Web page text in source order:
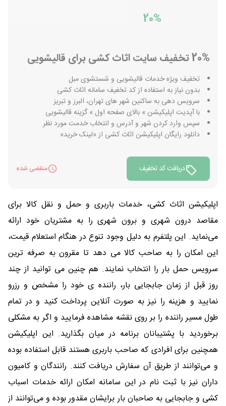
20%
20% تخفیف سایت اثاث کشی برای قالیشویی
تخفیف ویژه خدمات قالیشویی و شستشوی مبل
بدون نیاز به استفاده از کد تخفیف سامانه اثاث کشی
سرویس دهی به ساکنین شهر های تهران، البرز و تبریز
با آپدیت اپلیکیشن » بالای صفحه اول » گزینه قالیشویی
سپس وارد کردن شهر و آدرس و انتخاب خدمت مورد نظر
دانلود رایگان اپلیکیشن اثاث کشی از «لینک خرید»
دریافت کد تخفیف منقضی شده
اپلیکیشن اثاث کشی، خدمات باربری و حمل و نقل کالا برای
مقاصد درون شهری و برون شهری را به مشتریان خود ارائه
می‌نماید. این پلتفرم به دلیل وجود تنوع در هنگام استعلام قیمت،
این امکان را به صاحب کالا می دهد تا مقرون به صرفه ترین
سرویس حمل بار را انتخاب نمایند. هم چنین می توانید از چند
روز قبل از زمان جابجایی بار، راننده ی خود را مشخص و رزرو
نمایید و هزینه را نیز به صورت آنلاین پرداخت کنید و در تمام
طول مسیر راننده را بر روی نقشه مشاهده فرمایید و اگر به مشکلی
برخوردید با پشتیبانان برنامه در میان بگذارید. این اپلیکیشن
همچنین برای افرادی که صاحب باربری هستند قابل استفاده بوده
و می‌توانند از طریق آن سفارش دریافت کنند. رانندگان و کامیون
داران نیز با ثبت نام در این سامانه امکان ارائه خدمات اسباب
کشی و جابجایی به صاحبان بار برایشان مقدور بوده و می‌توانند از